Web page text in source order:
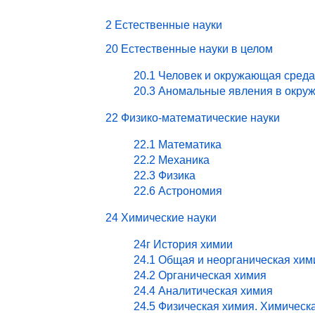
2 Естественные науки
20 Естественные науки в целом
20.1 Человек и окружающая
20.3 Аномальные явления в
22 Физико-математические науки
22.1 Математика
22.2 Механика
22.3 Физика
22.6 Астрономия
24 Химические науки
24г История химии
24.1 Общая и неорганическая
24.2 Органическая химия
24.4 Аналитическая химия
24.5 Физическая химия.